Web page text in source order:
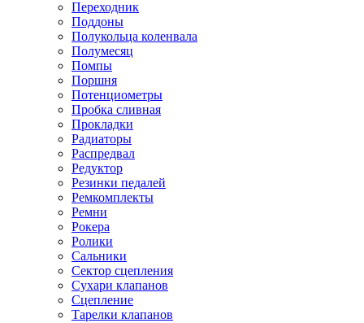
Переходник
Поддоны
Полукольца коленвала
Полумесяц
Помпы
Поршня
Потенциометры
Пробка сливная
Прокладки
Радиаторы
Распредвал
Редуктор
Резинки педалей
Ремкомплекты
Ремни
Рокера
Ролики
Сальники
Сектор сцепления
Сухари клапанов
Сцепление
Тарелки клапанов